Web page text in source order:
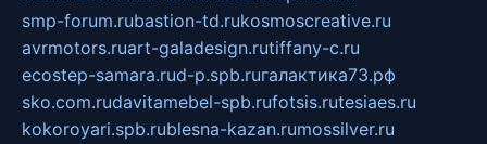
smp-forum.rubastion-td.rukosmoscreative.ru
avrmotors.ruart-galadesign.rutiffany-c.ru
ecostep-samara.rud-p.spb.ruгалактика73.рф
sko.com.rudavitamebel-spb.rufotsis.rutesiaes.ru
kokoroyari.spb.rublesna-kazan.rumossilver.ru